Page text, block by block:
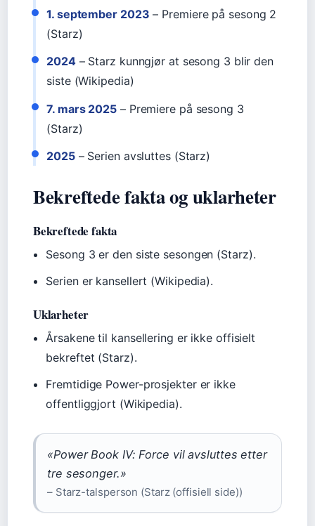
1. september 2023 – Premiere på sesong 2
(Starz)
2024– Starz kunngjør at sesong 3 blir den
siste (Wikipedia)
7. mars 2025 – Premiere på sesong 3
(Starz)
2025– Serien avsluttes (Starz)
Bekreftede fakta og uklarheter
Bekreftede fakta
Sesong 3 er den siste sesongen (Starz).
Serien er kansellert (Wikipedia).
Uklarheter
Årsakene til kansellering er ikke offisielt
bekreftet (Starz).
Fremtidige Power-prosjekter er ikke
offentliggjort (Wikipedia).
«Power Book IV: Force vil avsluttes etter
tre sesonger.»
– Starz-talsperson (Starz (offisiell side))